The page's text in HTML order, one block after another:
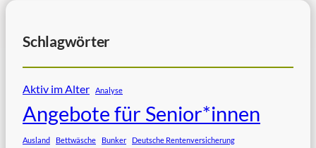
Schlagwörter
Aktiv im Alter Analyse
Angebote für Senior*innen
Ausland Bettwäsche Bunker Deutsche Rentenversicherung